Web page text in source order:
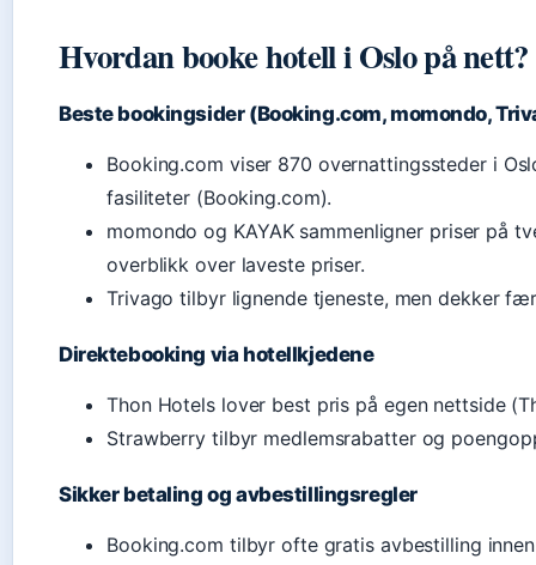
Hvordan booke hotell i Oslo på nett?
Beste bookingsider (Booking.com, momondo,
Booking.com viser 870 overnattingssteder i
fasiliteter (Booking.com).
momondo og KAYAK sammenligner priser på
overblikk over laveste priser.
Trivago tilbyr lignende tjeneste, men dekker
Direktebooking via hotellkjedene
Thon Hotels lover best pris på egen nettside
Strawberry tilbyr medlemsrabatter og
Sikker betaling og avbestillingsregler
Booking.com tilbyr ofte gratis avbestilling